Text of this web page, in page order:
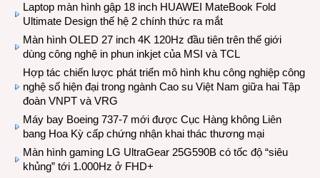
Laptop màn hình gập 18 inch HUAWEI MateBook Fold
Ultimate Design thế hệ 2 chính thức ra mắt
Màn hình OLED 27 inch 4K 120Hz đầu tiên trên thế giới
dùng công nghệ in phun inkjet của MSI và TCL
Hợp tác chiến lược phát triển mô hình khu công nghiệp công
nghệ số hiện đại trong ngành Cao su Việt Nam giữa hai Tập
đoàn VNPT và VRG
Máy bay Boeing 737-7 mới được Cục Hàng không Liên
bang Hoa Kỳ cấp chứng nhận khai thác thương mại
Màn hình gaming LG UltraGear 25G590B có tốc độ “siêu
khủng” tới 1.000Hz ở FHD+